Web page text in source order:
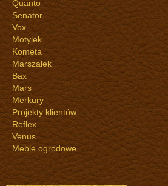
Quanto
Senator
Vox
Motylek
Kometa
Marszałek
Bax
Mars
Merkury
Projekty klientów
Reflex
Venus
Meble ogrodowe